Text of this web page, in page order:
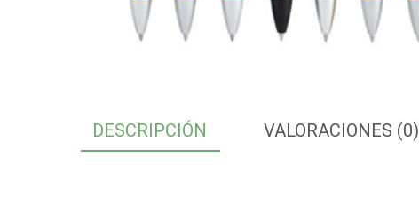
DESCRIPCIÓN VALORACIONES (0)